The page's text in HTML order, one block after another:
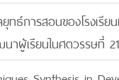
ยุทธ์การสอนของโรงเรี
ผู้เรียนในศตวรรษที่